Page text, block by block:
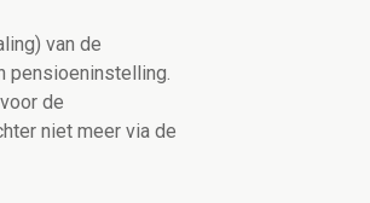
van de
pensioeninstelling.
de
niet meer via de